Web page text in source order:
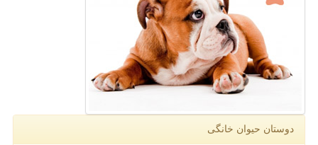
دوستان حیوان خانگی